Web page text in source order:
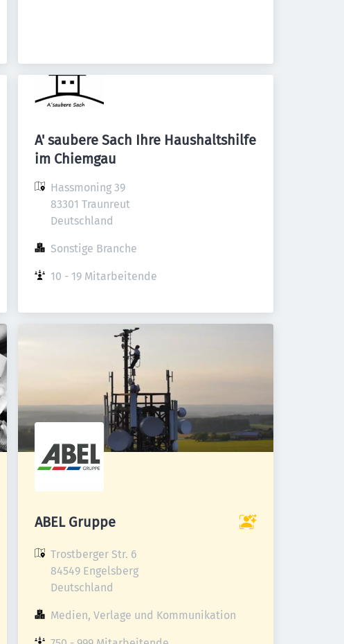
A' saubere Sach Ihre Haushaltshilfe
im Chiemgau
Hassmoning 39
83301 Traunreut
Deutschland
Sonstige Branche
10 - 19 Mitarbeitende
ABEL Gruppe
Trostberger Str. 6
84549 Engelsberg
Deutschland
Medien, Verlage und Kommunikation